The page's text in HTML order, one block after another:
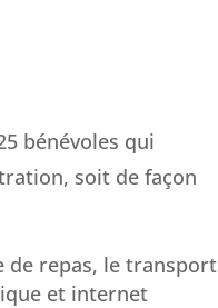
bénévoles qui
soit de façon
de repas, le transport
et internet